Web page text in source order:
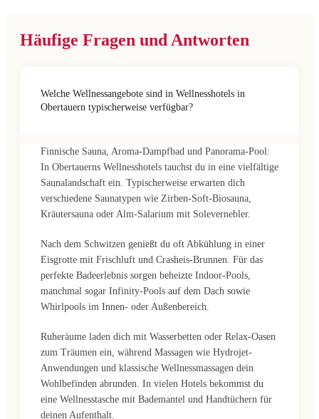
Häufige Fragen und Antworten
Welche Wellnessangebote sind in Wellnesshotels in
Obertauern typischerweise verfügbar?
Finnische Sauna, Aroma-Dampfbad und Panorama-Pool:
In Obertauerns Wellnesshotels tauchst du in eine vielfältige
Saunalandschaft ein. Typischerweise erwarten dich
verschiedene Saunatypen wie Zirben-Soft-Biosauna,
Kräutersauna oder Alm-Salarium mit Solevernebler.
Nach dem Schwitzen genießt du oft Abkühlung in einer
Eisgrotte mit Frischluft und Crasheis-Brunnen. Für das
perfekte Badeerlebnis sorgen beheizte Indoor-Pools,
manchmal sogar Infinity-Pools auf dem Dach sowie
Whirlpools im Innen- oder Außenbereich.
Ruheräume laden dich mit Wasserbetten oder Relax-Oasen
zum Träumen ein, während Massagen wie Hydrojet-
Anwendungen und klassische Wellnessmassagen dein
Wohlbefinden abrunden. In vielen Hotels bekommst du
eine Wellnesstasche mit Bademantel und Handtüchern für
deinen Aufenthalt.